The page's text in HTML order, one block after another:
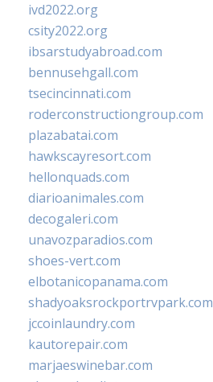
ivd2022.org
csity2022.org
ibsarstudyabroad.com
bennusehgall.com
tsecincinnati.com
roderconstructiongroup.com
plazabatai.com
hawkscayresort.com
hellonquads.com
diarioanimales.com
decogaleri.com
unavozparadios.com
shoes-vert.com
elbotanicopanama.com
shadyoaksrockportrvpark.com
jccoinlaundry.com
kautorepair.com
marjaeswinebar.com